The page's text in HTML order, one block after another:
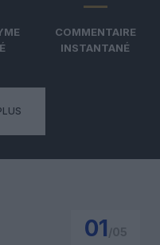
COMMENTAIRE
INSTANTANÉ
01